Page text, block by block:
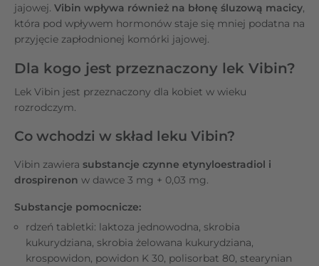
jajowej. Vibin wpływa również na błonę śluzową macicy,
która pod wpływem hormonów staje się mniej podatna na
przyjęcie zapłodnionej komórki jajowej.
Dla kogo jest przeznaczony lek Vibin?
Lek Vibin jest przeznaczony dla kobiet w wieku
rozrodczym.
Co wchodzi w skład leku Vibin?
Vibin zawiera substancje czynne etynyloestradiol i
drospirenon w dawce 3 mg + 0,03 mg.
Substancje pomocnicze:
rdzeń tabletki: laktoza jednowodna, skrobia
kukurydziana, skrobia żelowana kukurydziana,
krospowidon, powidon K 30, polisorbat 80, stearynian